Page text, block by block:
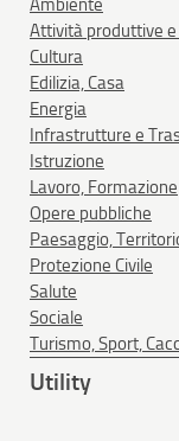
Attività produttive
Cultura
Edilizia, Casa
Energia
Infrastrutture e
Istruzione
Lavoro, Formazione
Opere pubbliche
Paesaggio,
Protezione Civile
Salute
Sociale
Turismo, Sport,
Utility